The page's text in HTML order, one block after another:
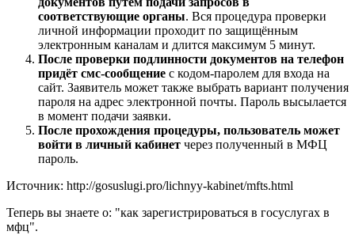
соответствующие органы. Вся процедура проверки
личной информации проходит по защищённым
электронным каналам и длится максимум 5 минут.
После проверки подлинности документов на телефон
придёт смс-сообщение с кодом-паролем для входа на
сайт. Заявитель может также выбрать вариант получения
пароля на адрес электронной почты. Пароль высылается
в момент подачи заявки.
После прохождения процедуры, пользователь может
войти в личный кабинет через полученный в МФЦ
пароль.
Источник: http://gosuslugi.pro/lichnyy-kabinet/mfts.html
Теперь вы знаете о: "как зарегистрироваться в госуслугах в
мфц".